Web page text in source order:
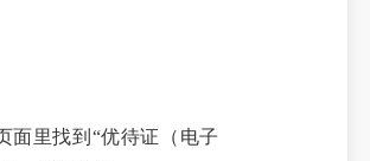
里找到“优待证（电子